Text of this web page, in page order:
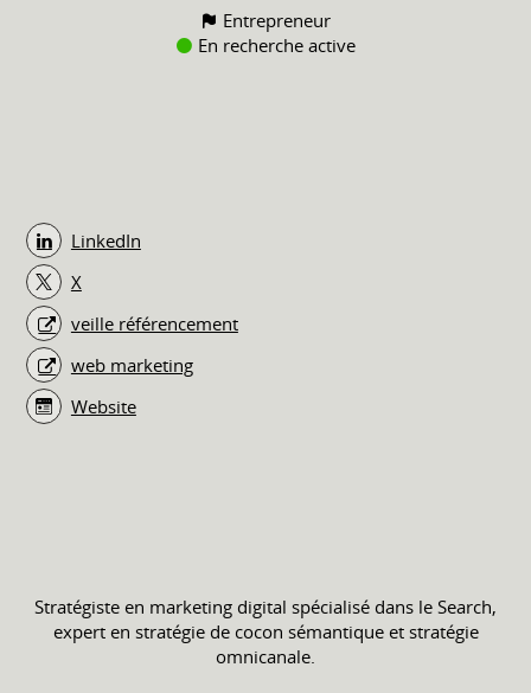
Entrepreneur
En recherche active
LinkedIn
X
veille référencement
web marketing
Website
Stratégiste en marketing digital spécialisé dans le Search,
expert en stratégie de cocon sémantique et stratégie
omnicanale.